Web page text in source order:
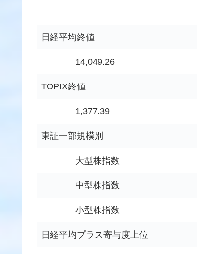
日経平均終値
14,049.26
TOPIX終値
1,377.39
東証一部規模別
大型株指数
中型株指数
小型株指数
日経平均プラス寄与度上位